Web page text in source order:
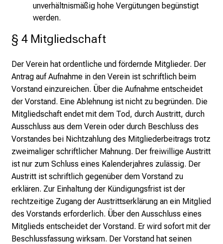
unverhältnismäßig hohe Vergütungen begünstigt
werden.
§ 4 Mitgliedschaft
Der Verein hat ordentliche und fördernde Mitglieder. Der
Antrag auf Aufnahme in den Verein ist schriftlich beim
Vorstand einzureichen. Über die Aufnahme entscheidet
der Vorstand. Eine Ablehnung ist nicht zu begründen. Die
Mitgliedschaft endet mit dem Tod, durch Austritt, durch
Ausschluss aus dem Verein oder durch Beschluss des
Vorstandes bei Nichtzahlung des Mitgliederbeitrags trotz
zweimaliger schriftlicher Mahnung. Der freiwillige Austritt
ist nur zum Schluss eines Kalenderjahres zulässig. Der
Austritt ist schriftlich gegenüber dem Vorstand zu
erklären. Zur Einhaltung der Kündigungsfrist ist der
rechtzeitige Zugang der Austrittserklärung an ein Mitglied
des Vorstands erforderlich. Über den Ausschluss eines
Mitglieds entscheidet der Vorstand. Er wird sofort mit der
Beschlussfassung wirksam. Der Vorstand hat seinen